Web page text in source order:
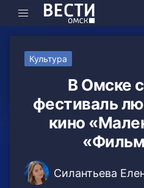
Культура
В Омске
фестиваль
кино
Силантьева